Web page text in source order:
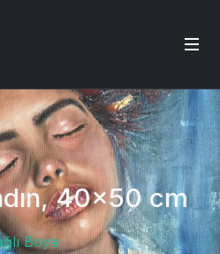
40x50 cm
Boya